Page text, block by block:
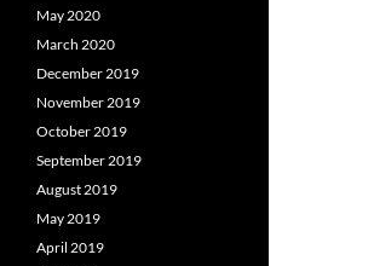
May 2020
March 2020
December 2019
November 2019
October 2019
September 2019
August 2019
May 2019
April 2019